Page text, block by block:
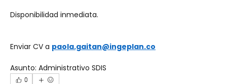
Disponibilidad inmediata.
Enviar CV a paola.gaitan@ingeplan.co
Asunto: Administrativo SDIS
0